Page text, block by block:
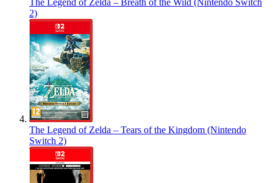
The Legend of Zelda – Breath of the Wild (Nintendo Switch
2)
The Legend of Zelda – Tears of the Kingdom (Nintendo
Switch 2)